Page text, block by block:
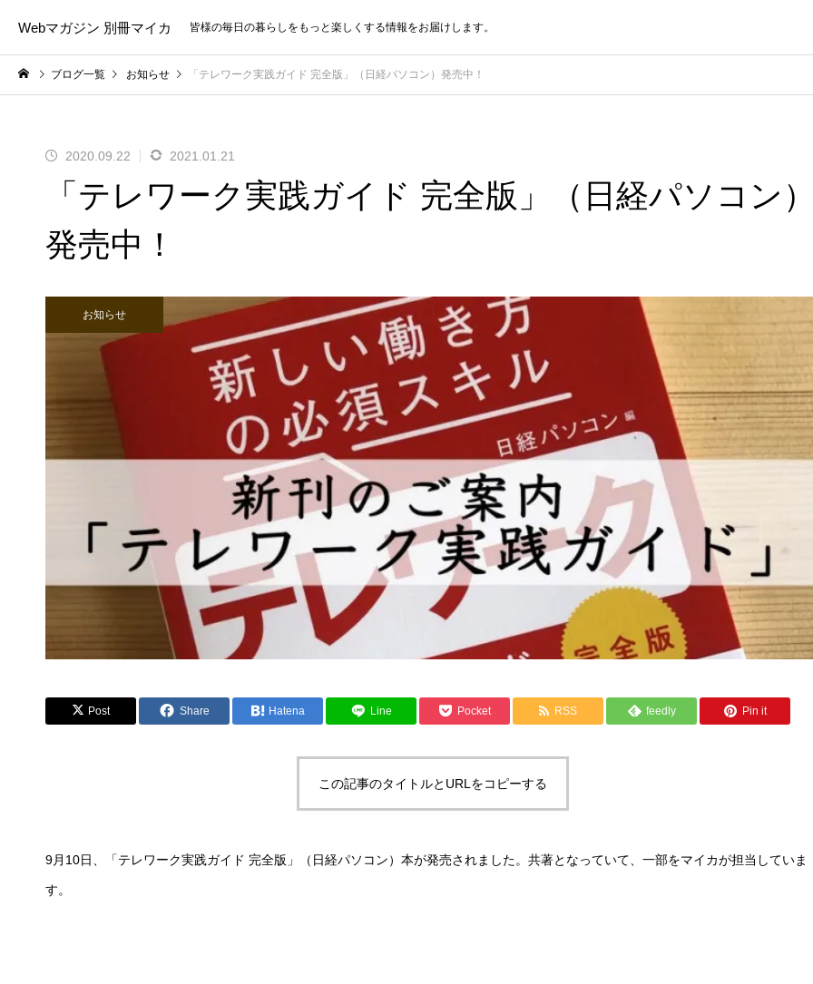
Webマガジン 別冊マイカ 皆様の毎日の暮らしをもっと楽しくする情報をお届けします。
ブログ一覧 お知らせ 「テレワーク実践ガイド 完全版」（日経パソコン）発売中！
2020.09.22 2021.01.21
「テレワーク実践ガイド 完全版」（日経パソコン
発売中！
お知らせ
Post Share Hatena Line Pocket RSS feedly Pin it
この記事のタイトルとURLをコピーする
9月10日、「テレワーク実践ガイド 完全版」（日経パソコン）本が発売されました。共著となっていて、一部をマイカが担当していま
す。